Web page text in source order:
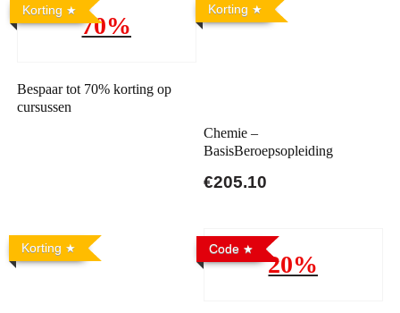
Korting
70%
Bespaar tot 70% korting op
cursussen
Korting
Chemie –
BasisBeroepsopleiding
€205.10
Korting Code
20%